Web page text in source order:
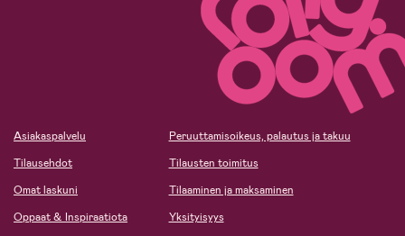
Asiakaspalvelu
Tilausehdot
Omat laskuni
Oppaat & Inspiraatiota
Peruuttamisoikeus, palautus ja takuu
Tilausten toimitus
Tilaaminen ja maksaminen
Yksityisyys